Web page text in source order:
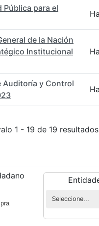
para el
de la Nación
Institucional
Auditoría y Control
1 - 19 de 19